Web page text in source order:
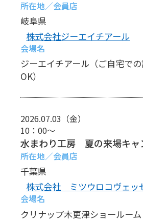
岐阜県
株式会社ジーエイチアール
ジーエイチアール（ご自宅で
OK）
2026.07.03（金）
10：00～
水まわり工房 夏の来場キャ
千葉県
株式会社 ミツウロコヴェッ
クリナップ木更津ショールーム